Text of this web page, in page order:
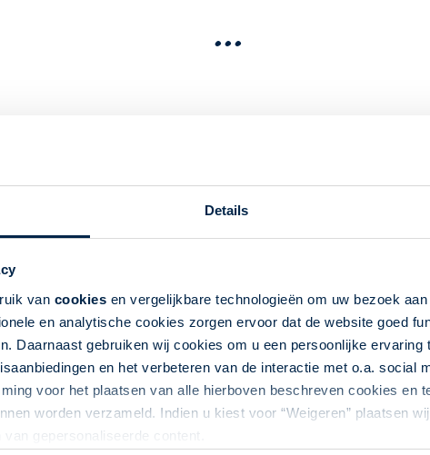
Details
van cookies en vergelijkbare technologieën om uw bezoek
en analytische cookies zorgen ervoor dat de website goed
Daarnaast gebruiken wij cookies om u een persoonlijke ervaring
en het verbeteren van de interactie met o.a. social
voor het plaatsen van alle hierboven beschreven cookies en
worden verzameld. Indien u kiest voor “Weigeren” plaatsen
gepersonaliseerde content.
...
tips en reisinspiratie voor
ons
Go Amerika
team
Service
Privacy Policy
Cookie Policy
Discaimer & Copyright